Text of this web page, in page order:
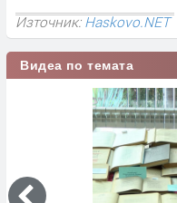
Източник:Haskovo.NET
Видеа по темата